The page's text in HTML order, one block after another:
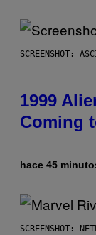
SCREENSHOT:
1999
Coming
hace 45
SCREENSHOT: